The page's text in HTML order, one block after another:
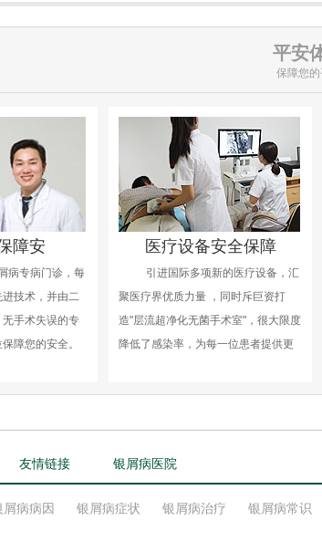
平安
保障您的
障安
病专病门诊，每
技术，并由二
手术失误的专
障您的安全。
医疗设备安全保障
引进国际多项新的医疗设备，汇
聚医疗界优质力量 ，同时斥巨资打
造"层流超净化无菌手术室"，很大限度
降低了感染率，为每一位患者提供更
友情链接 银屑病医院
屑病病因 银屑病症状 银屑病治疗 银屑病常识